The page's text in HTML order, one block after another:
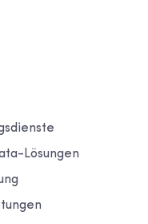
Lösungen